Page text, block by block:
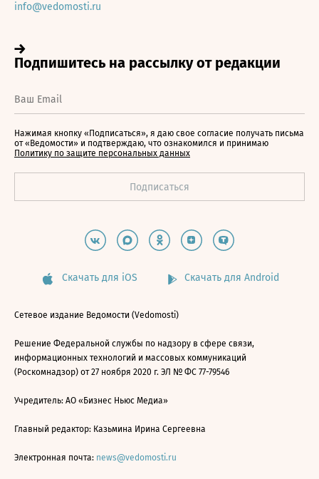
info@vedomosti.ru
Нажимая кнопку «Подписаться», я даю свое согласие получать письма
от «Ведомости» и подтверждаю, что ознакомился и принимаю
Политику по защите персональных данных
Скачать для iOS Скачать для Android
Сетевое издание Ведомости (Vedomosti)
Решение Федеральной службы по надзору в сфере связи,
информационных технологий и массовых коммуникаций
(Роскомнадзор) от 27 ноября 2020 г. ЭЛ № ФС 77-79546
Учредитель: АО «Бизнес Ньюс Медиа»
Главный редактор: Казьмина Ирина Сергеевна
Электронная почта: news@vedomosti.ru